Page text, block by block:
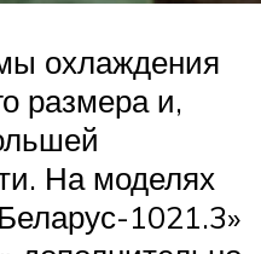
охлаждения
размера и,
На моделях
1021.3»